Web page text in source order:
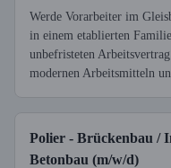
Werde Vorarbeiter im
in einem etablierten
unbefristeten
modernen Arbeitsmitteln
Polier - Brückenbau /
Betonbau (m/w/d)